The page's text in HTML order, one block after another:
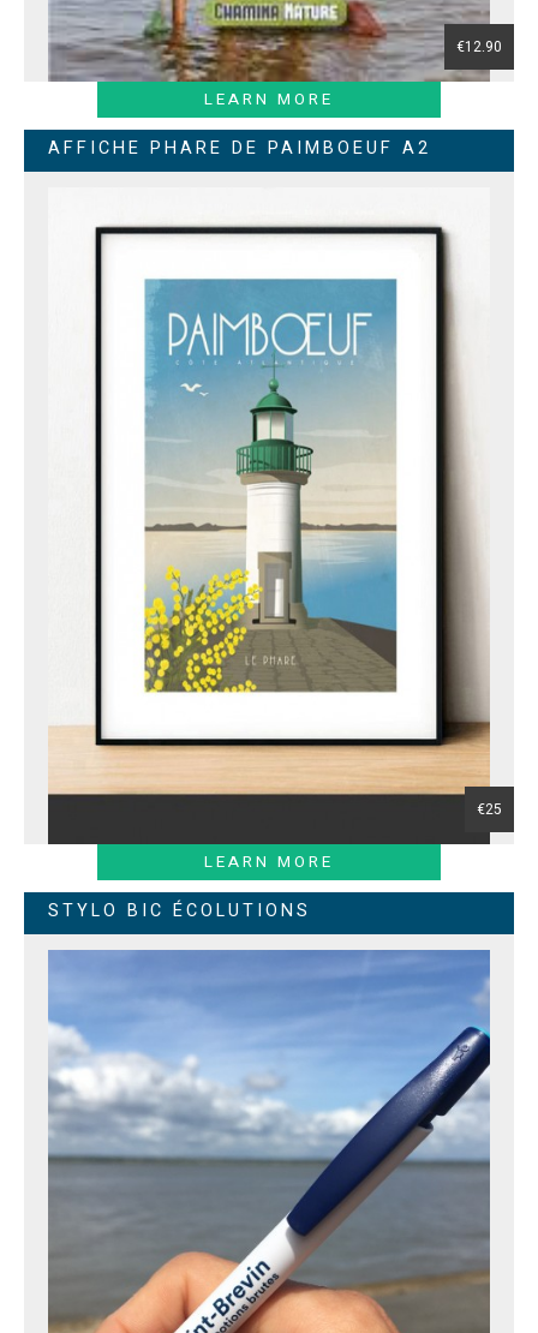
LEARN MORE
€12.90
AFFICHE PHARE DE PAIMBOEUF A2
LEARN MORE
€25
STYLO BIC ÉCOLUTIONS